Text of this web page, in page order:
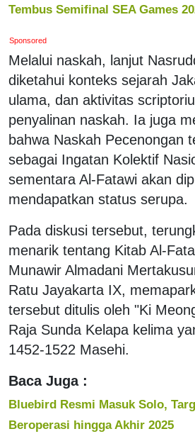
Tembus Semifinal SEA Games
Sponsored
Melalui naskah, lanjut
diketahui konteks sejarah
ulama, dan aktivitas
penyalinan naskah. Ia juga
bahwa Naskah Pecenongan
sebagai Ingatan Kolektif
sementara Al-Fatawi akan
mendapatkan status serupa.
Pada diskusi tersebut,
menarik tentang Kitab Al-
Munawir Almadani
Ratu Jayakarta IX,
tersebut ditulis oleh "Ki
Raja Sunda Kelapa kelima
1452-1522 Masehi.
Baca Juga :
Bluebird Resmi Masuk Solo,
Beroperasi hingga Akhir 2025